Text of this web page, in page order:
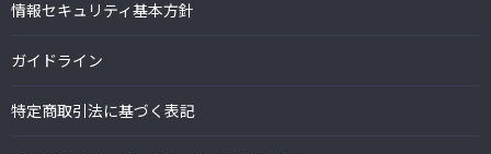
情報セキュリティ基本方針
ガイドライン
特定商取引法に基づく表記